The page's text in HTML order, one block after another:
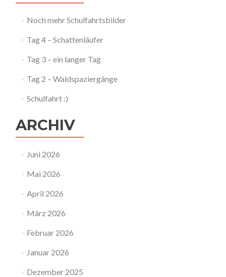
Noch mehr Schulfahrtsbilder
Tag 4 – Schattenläufer
Tag 3 – ein langer Tag
Tag 2 – Waldspaziergänge
Schulfahrt :)
ARCHIV
Juni 2026
Mai 2026
April 2026
März 2026
Februar 2026
Januar 2026
Dezember 2025